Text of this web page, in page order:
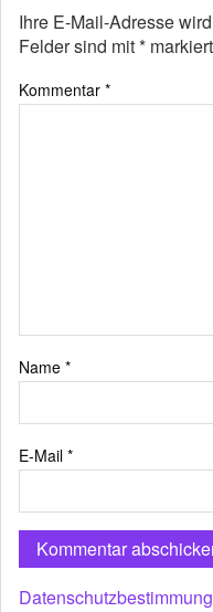
Ihre E-Mail-Adresse
Felder sind mit*
Kommentar *
Name *
E-Mail *